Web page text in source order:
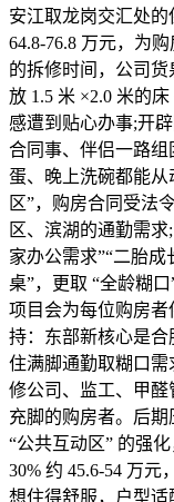
安江取龙岗交汇处的
64.8-76.8 万元，为
的拆修时间，公司
放 1.5 米 ×2.0 米的
感遭到贴心办事;开
合同事、伴侣一路
蛋、晚上洗碗都能从
区”，购房合同受法
区、滨湖的通勤需
家办公需求”“二胎成
桌”，更取 “全龄糊
项目会为每位购房者
持：东部新核心是合
住满脚通勤取糊口
修公司、监工、甲醛
充脚的购房者。后期
“公共互动区” 的强
30% 约 45.6-54 万
想住得舒服，户型适